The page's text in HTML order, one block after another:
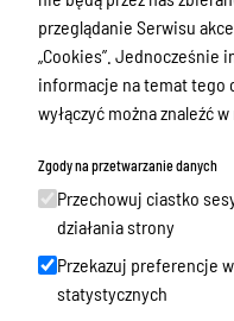
Przetargi
Ogłoszenia
Petycje
Dyżury Aptek w Powiecie
Komunikacja publiczna
Nieodpłatna pomoc prawna
Rada Miejska
przeglądanie Serwisu
„Cookies”. Jednocześnie
informacje na temat tego
wyłączyć można znaleźć
Zgody na przetwarzanie danych
Przechowuj ciastko
działania strony
Przekazuj preferencje
statystycznych